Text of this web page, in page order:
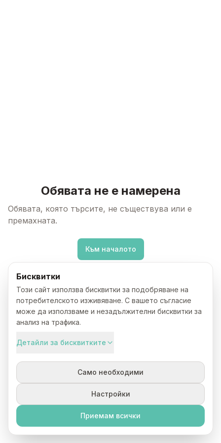
Обявата не е намерена
Обявата, която търсите, не съществува или е
премахната.
Към началото
Бисквитки
Този сайт използва бисквитки за подобряване на
потребителското изживяване. С вашето съгласие
може да използваме и незадължителни бисквитки за
анализ на трафика.
Детайли за бисквитките
Само необходими
Настройки
Приемам всички